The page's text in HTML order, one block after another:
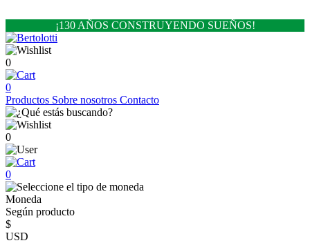
¡130 AÑOS CONSTRUYENDO SUEÑOS!
0
0
Productos Sobre nosotros Contacto
0
0
Moneda
Según producto
$
USD